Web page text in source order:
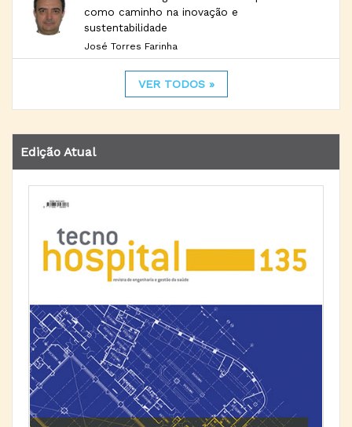
como caminho na inovação e
sustentabilidade
José Torres Farinha
VER TODOS »
Edição Atual